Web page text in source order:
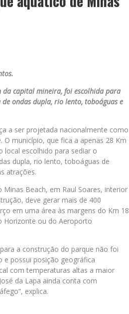
da capital mineira, foi escolhida para
ondas dupla, rio lento, toboáguas e
a ser projetada nacionalmente como
município, que fica a apenas 28 Km
local escolhido para sediar o
dupla, rio lento, toboáguas de
atrações.
Beach, em Raul Soares, interior
deve gerar mais de 400
em uma área às margens do Km 18
Horizonte ou do Aeroporto
a construção do parque não foi
e possui posição geográfica
com temperaturas altas a maior
da Lapa ainda conta com
explica.